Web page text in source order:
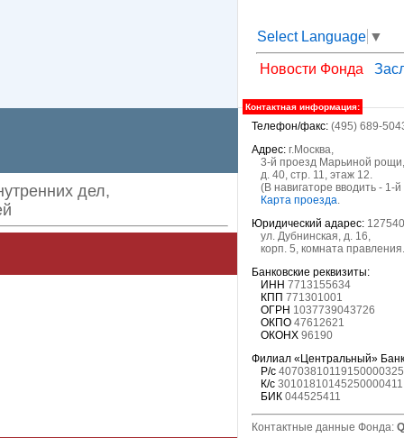
Select Language ▼
Новости Фонда
Контактная информация:
Телефон/факс: (495) 689-
Адрес: г.Москва,
3-й проезд Марьиной рощи,
д. 40, стр. 11, этаж 12.
(В навигаторе вводить - 1-
Карта проезда.
Юридический адарес:
ул. Дубнинская, д. 16,
корп. 5, комната правления.
Банковские реквизиты:
ИНН 7713155634
КПП 771301001
ОГРН 1037739043726
ОКПО 47612621
ОКОНХ 96190
Филиал «Центральный»
Р/с 40703810119150000325
К/с 30101810145250000411
БИК 044525411
Контактные данные Фонда:
дел,